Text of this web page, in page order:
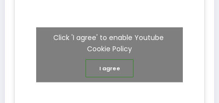
Click 'I agree' to enable Youtube
Cookie Policy
I agree